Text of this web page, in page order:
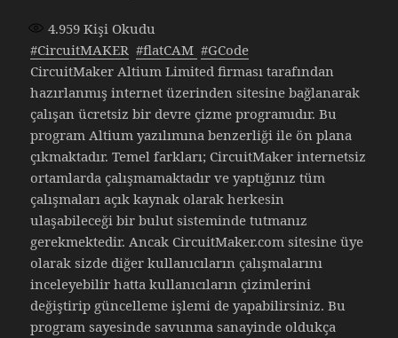
4.959 Kişi Okudu
#CircuitMAKER #flatCAM #GCode
CircuitMaker Altium Limited firması tarafından
hazırlanmış internet üzerinden sitesine bağlanarak
çalışan ücretsiz bir devre çizme programıdır. Bu
program Altium yazılımına benzerliği ile ön plana
çıkmaktadır. Temel farkları; CircuitMaker internetsiz
ortamlarda çalışmamaktadır ve yaptığınız tüm
çalışmaları açık kaynak olarak herkesin
ulaşabileceği bir bulut sisteminde tutmanız
gerekmektedir. Ancak CircuitMaker.com sitesine üye
olarak sizde diğer kullanıcıların çalışmalarını
inceleyebilir hatta kullanıcıların çizimlerini
değiştirip güncelleme işlemi de yapabilirsiniz. Bu
program sayesinde savunma sanayinde oldukça